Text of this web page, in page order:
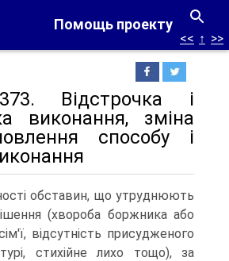
Помощь проекту
<< ↑ >>
Відстрочка і
виконання, зміна
способу і
обставин, що утруднюють
(хвороба боржника або
відсутність присудженого
стихійне лихо тощо), за